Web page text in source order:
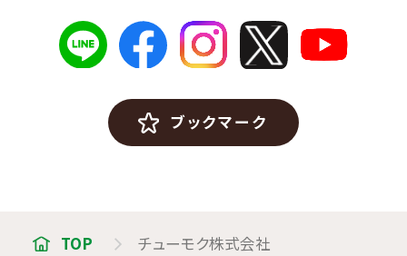
ブックマーク
TOP チューモク株式会社